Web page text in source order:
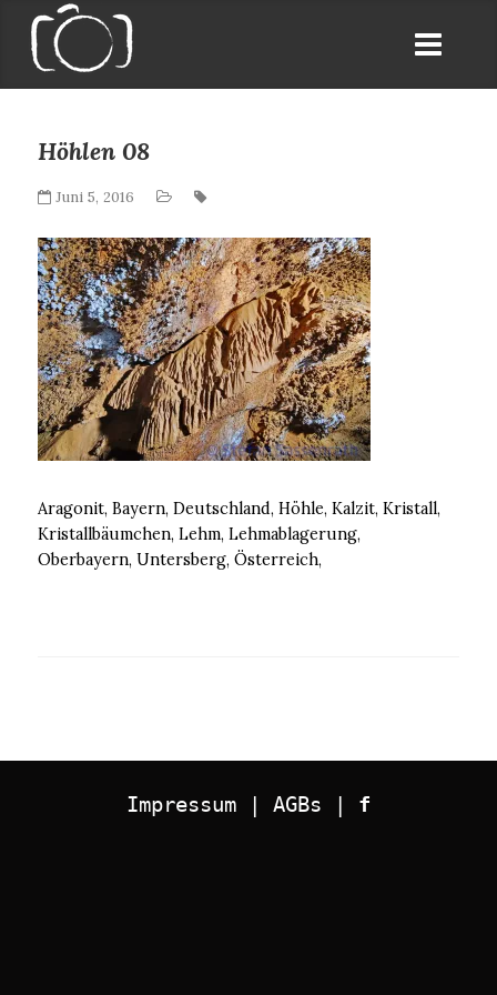
Höhlen 08
Juni 5, 2016
Aragonit, Bayern, Deutschland, Höhle, Kalzit, Kristall,
Kristallbäumchen, Lehm, Lehmablagerung,
Oberbayern, Untersberg, Österreich,
Impressum AGBs